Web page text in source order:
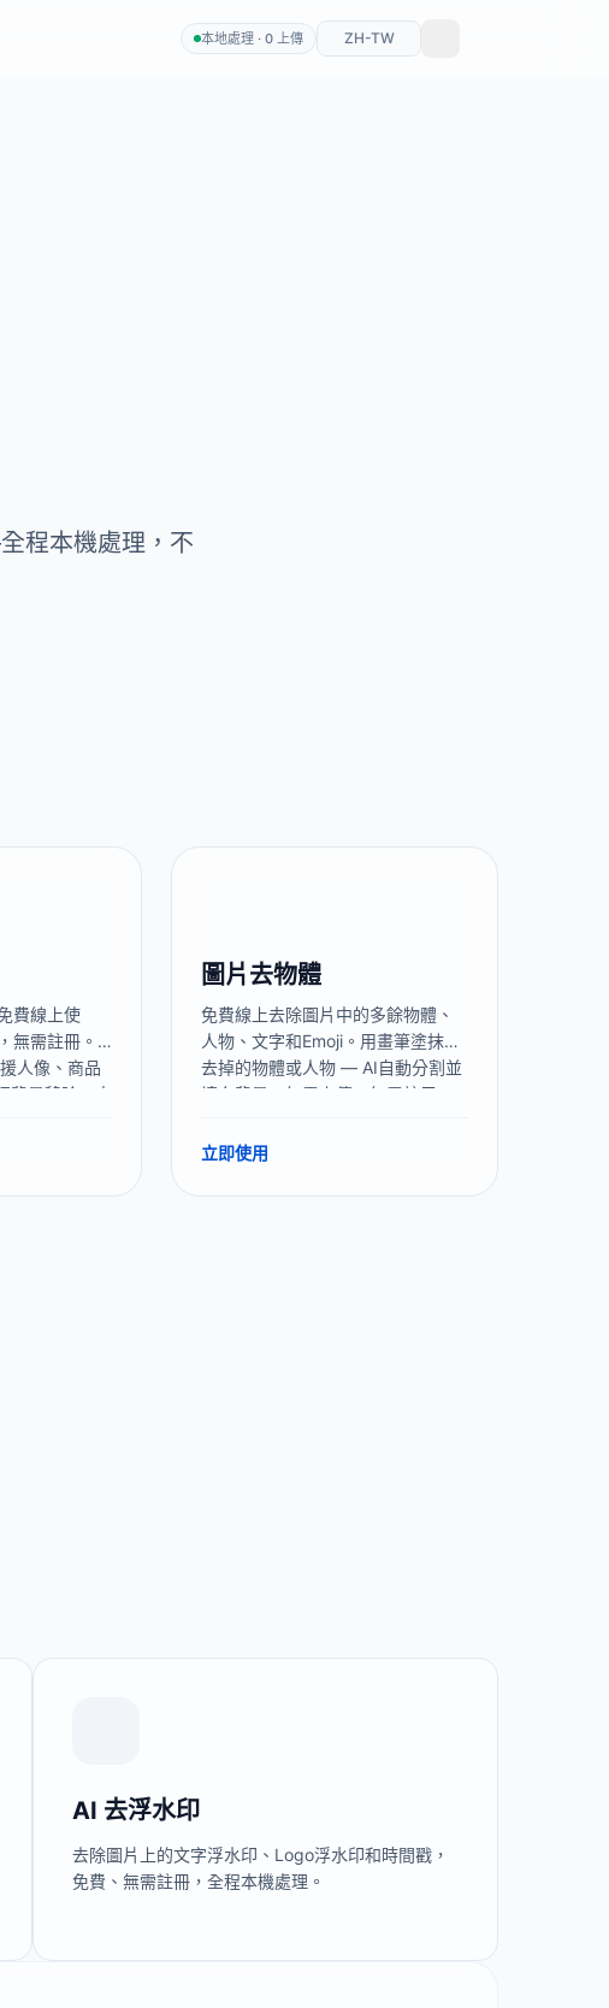
本地處理 · 0 上傳 ZH-TW
程本機處理，不
費線上使
無需註冊。
人像、商品
背景移除。支
背景。
圖片去物體
免費線上去除圖片中的多餘物體、
人物、文字和Emoji。用畫筆塗抹要
去掉的物體或人物 — AI自動分割並
填充背景。無需上傳，無需註冊，
雜物一鍵完成。
立即使用
AI 去浮水印
去除圖片上的文字浮水印、Logo浮水印和時間戳，
免費、無需註冊，全程本機處理。